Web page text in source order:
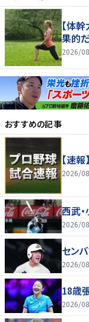
【体
果的だ
2026/
おすすめの記事
【速
2026/
西武
2026/
セン
2026/
18歳
2026/